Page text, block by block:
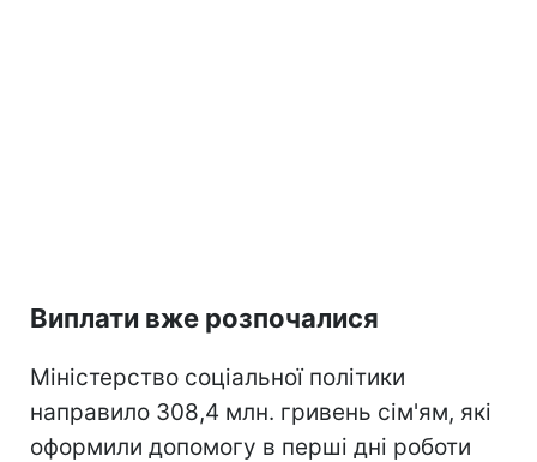
Виплати вже розпочалися
Міністерство соціальної політики
направило 308,4 млн. гривень сім'ям, які
оформили допомогу в перші дні роботи